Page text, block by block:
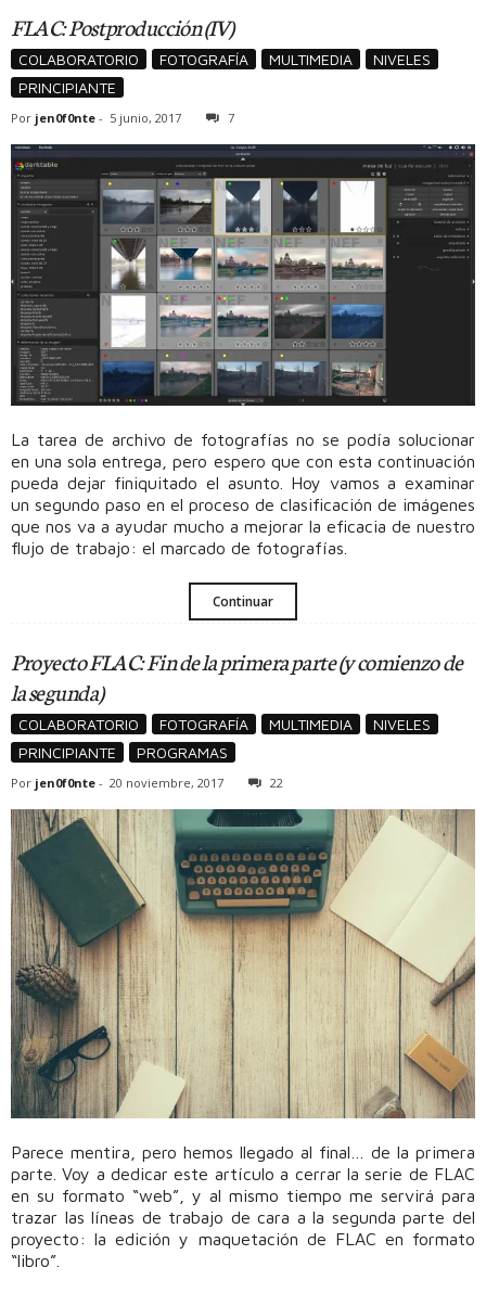
FLAC: Postproducción (IV)
COLABORATORIO FOTOGRAFÍA MULTIMEDIA
NIVELES
PRINCIPIANTE
Por jen0f0nte - 5 junio, 2017 7
La tarea de archivo de fotografías no se podía solucionar
en una sola entrega, pero espero que con esta continuación
pueda dejar finiquitado el asunto. Hoy vamos a examinar
un segundo paso en el proceso de clasificación de imágenes
que nos va a ayudar mucho a mejorar la eficacia de nuestro
flujo de trabajo: el marcado de fotografías.
Continuar
Proyecto FLAC: Fin de la primera parte (y comienzo de
la segunda)
COLABORATORIO FOTOGRAFÍA MULTIMEDIA
NIVELES
PRINCIPIANTE
PROGRAMAS
Por jen0f0nte - 20 noviembre, 2017 22
Parece mentira, pero hemos llegado al final… de la primera
parte. Voy a dedicar este artículo a cerrar la serie de FLAC
en su formato “web”, y al mismo tiempo me servirá para
trazar las líneas de trabajo de cara a la segunda parte del
proyecto: la edición y maquetación de FLAC en formato
“libro”.